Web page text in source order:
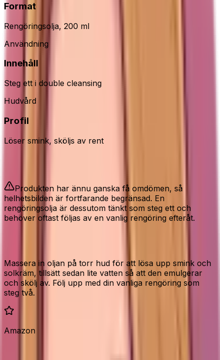
Format
Rengöringsolja, 200 ml
Användning
Innehåll
Steg ett i double cleansing
Hudvård
Profil
Löser smink, sköljs av rent
Produkten har ännu ganska få omdömen, så
helhetsbilden är fortfarande begränsad. En
rengöringsolja är dessutom tänkt som steg ett och
behöver oftast följas av en vanlig rengöring efteråt.
Massera in oljan på torr hud för att lösa upp smink och
solkräm, tillsätt sedan lite vatten så att den emulgerar
och skölj av. Följ upp med din vanliga rengöring som
steg två.
Amazon